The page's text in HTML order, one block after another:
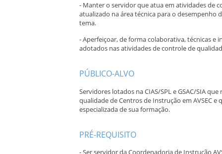
- Manter o servidor que atua em atividades de
atualizado na área técnica para o desempenho
tema.
- Aperfeiçoar, de forma colaborativa, técnicas
adotados nas atividades de controle de
PÚBLICO-ALVO
Servidores lotados na CIAS/SPL e GSAC/SIA
qualidade de Centros de Instrução em AVSEC
especializada de sua formação.
PRÉ-REQUISITO
- Ser servidor da Coordenadoria de Instrução